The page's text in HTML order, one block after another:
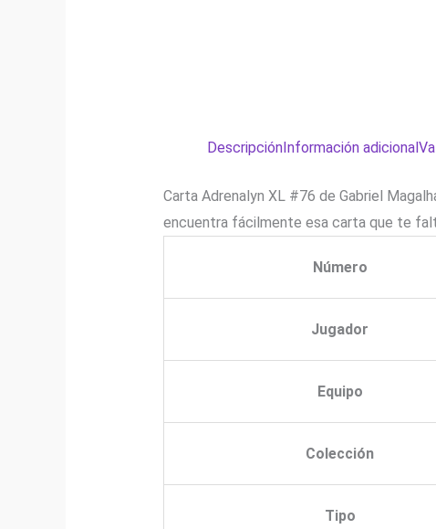
DescripciónInformación adicional
Carta Adrenalyn XL #76 de Gabriel
encuentra fácilmente esa carta que te
Número
Jugador
Equipo
Colección
Tipo